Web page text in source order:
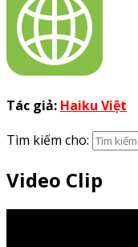
Tác giả: Haiku Việt
Tìm kiếm cho:
Video Clip